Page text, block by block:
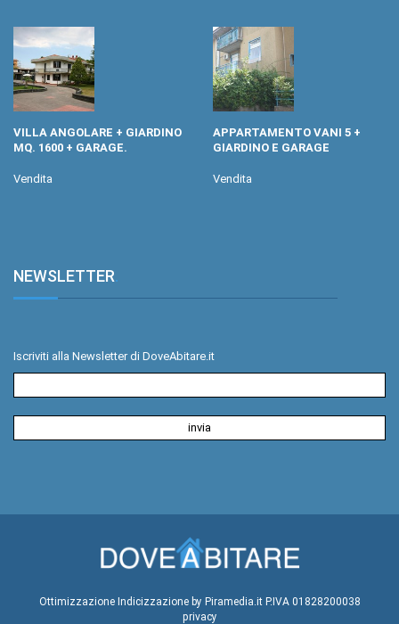
VILLA ANGOLARE + GIARDINO
MQ. 1600 + GARAGE.
Vendita
APPARTAMENTO VANI 5 +
GIARDINO E GARAGE
Vendita
NEWSLETTER.
Iscriviti alla Newsletter di DoveAbitare.it
Ottimizzazione Indicizzazione by Piramedia.itP.IVA 01828200038
privacy